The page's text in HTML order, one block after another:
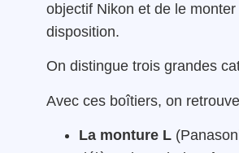
objectif Nikon et de le
disposition.
On distingue trois grandes
Avec ces boîtiers, on
La monture L